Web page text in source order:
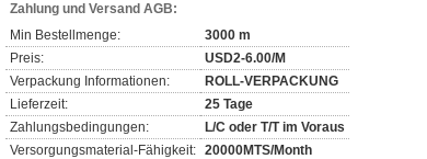
Zahlung und Versand AGB:
Min Bestellmenge:
3000 m
Preis:
USD2-6.00/M
Verpackung Informationen:
ROLL-VERPACKUNG
Lieferzeit:
25 Tage
Zahlungsbedingungen:
L/C oder T/T im Voraus
Versorgungsmaterial-Fähigkeit: 20000MTS/Month